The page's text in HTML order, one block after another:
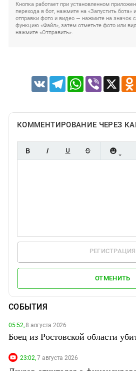
Кнопка работает при установленном
перехода в бот, нажмите на «Запустить
отправки фото и видео — нажмите на значок
функцию «Файл», затем отметьте фото или
нажмите «Отправить».
VK TelegramWhatsApp
Viber X
КОММЕНТИРОВАНИЕ ЧЕРЕЗ
РЕГИСТРАЦИЯ
ОТМЕНИТЬ
СОБЫТИЯ
05:52,8 августа 2026
Боец из Ростовской области
23:02,7 августа 2026